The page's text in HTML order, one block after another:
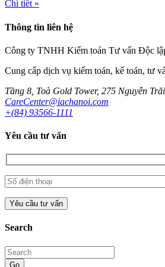
Chi tiết »
Thông tin liên hệ
Công ty TNHH Kiểm toán Tư vấn Độc
Cung cấp dịch vụ kiểm toán, kế toán, tư
Tầng 8, Toà Gold Tower, 275 Nguyễn
CareCenter@iachanoi.com
+(84) 93566-1111
Yêu cầu tư vấn
Search
Go